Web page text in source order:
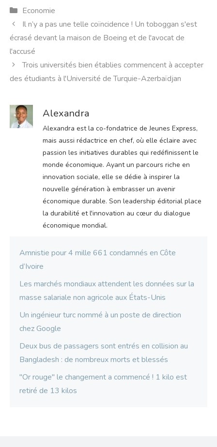
Catégories
Economie
Il n’y a pas une telle coïncidence ! Un toboggan s'est
écrasé devant la maison de Boeing et de l'avocat de
l'accusé
Trois universités bien établies commencent à accepter
des étudiants à l'Université de Turquie-Azerbaïdjan
Alexandra
Alexandra est la co-fondatrice de Jeunes Express,
mais aussi rédactrice en chef, où elle éclaire avec
passion les initiatives durables qui redéfinissent le
monde économique. Ayant un parcours riche en
innovation sociale, elle se dédie à inspirer la
nouvelle génération à embrasser un avenir
économique durable. Son leadership éditorial place
la durabilité et l'innovation au cœur du dialogue
économique mondial.
Amnistie pour 4 mille 661 condamnés en Côte
d’Ivoire
Les marchés mondiaux attendent les données sur la
masse salariale non agricole aux États-Unis
Un ingénieur turc nommé à un poste de direction
chez Google
Deux bus de passagers sont entrés en collision au
Bangladesh : de nombreux morts et blessés
"Or rouge" le changement a commencé ! 1 kilo est
retiré de 13 kilos